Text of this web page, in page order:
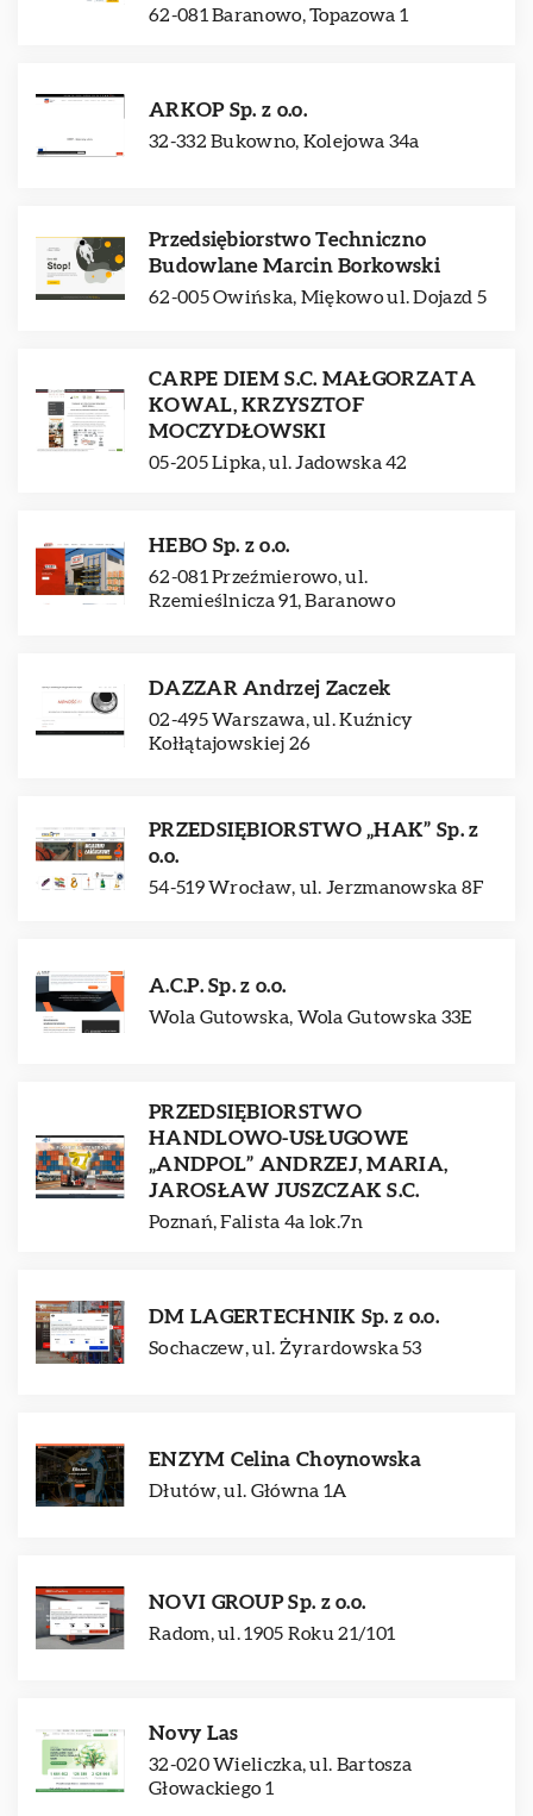
62-081 Baranowo, Topazowa 1
ARKOP Sp. z o.o.
32-332 Bukowno, Kolejowa 34a
Przedsiębiorstwo Techniczno
Budowlane Marcin Borkowski
62-005 Owińska, Miękowo ul. Dojazd 5
CARPE DIEM S.C. MAŁGORZATA
KOWAL, KRZYSZTOF
MOCZYDŁOWSKI
05-205 Lipka, ul. Jadowska 42
HEBO Sp. z o.o.
62-081 Przeźmierowo, ul.
Rzemieślnicza 91, Baranowo
DAZZAR Andrzej Zaczek
02-495 Warszawa, ul. Kuźnicy
Kołłątajowskiej 26
PRZEDSIĘBIORSTWO „HAK” Sp. z
o.o.
54-519 Wrocław, ul. Jerzmanowska 8F
A.C.P. Sp. z o.o.
Wola Gutowska, Wola Gutowska 33E
PRZEDSIĘBIORSTWO
HANDLOWO-USŁUGOWE
„ANDPOL” ANDRZEJ, MARIA,
JAROSŁAW JUSZCZAK S.C.
Poznań, Falista 4a lok.7n
DM LAGERTECHNIK Sp. z o.o.
Sochaczew, ul. Żyrardowska 53
ENZYM Celina Choynowska
Dłutów, ul. Główna 1A
NOVI GROUP Sp. z o.o.
Radom, ul. 1905 Roku 21/101
Novy Las
32-020 Wieliczka, ul. Bartosza
Głowackiego 1